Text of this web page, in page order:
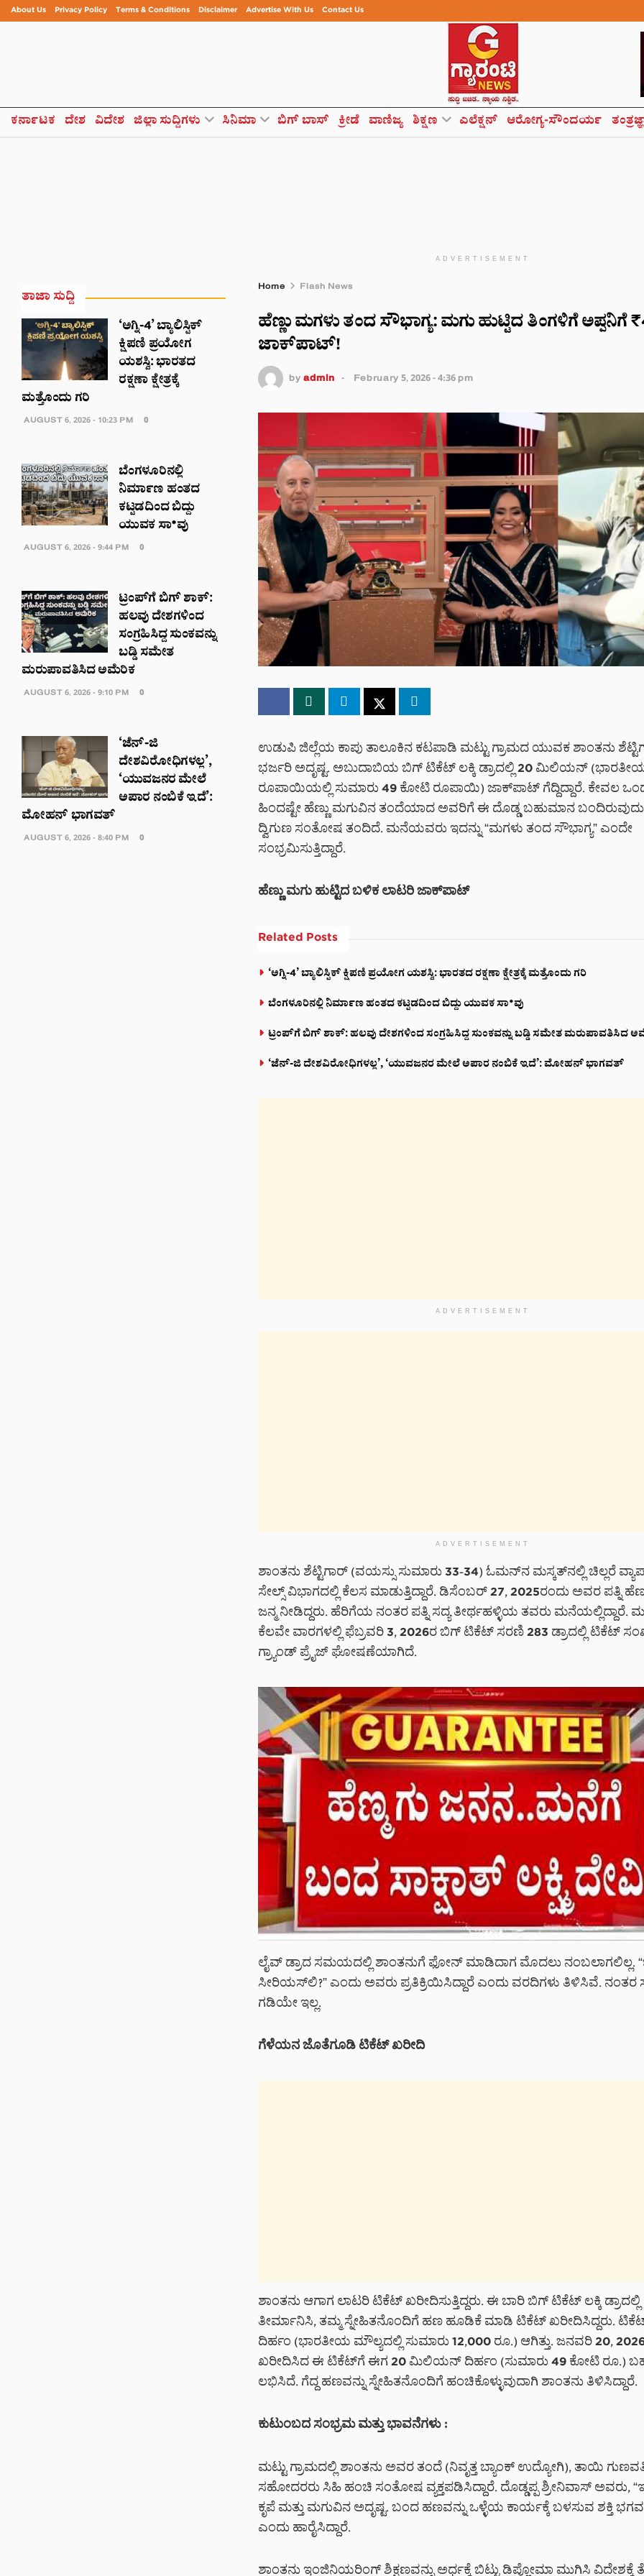
About Us Privacy Policy Terms & Conditions Disclaimer Advertise With Us Contact Us
ಕರ್ನಾಟಕ ದೇಶ ವಿದೇಶ ಜಿಲ್ಲಾ ಸುದ್ದಿಗಳು ಸಿನಿಮಾ ಬಿಗ್ ಬಾಸ್ ಕ್ರೀಡೆ ವಾಣಿಜ್ಯ ಶಿಕ್ಷಣ ಎಲೆಕ್ಷನ್ ಆರೋಗ್ಯ-ಸೌಂದರ್ಯ
ADVERTISEMENT
Home Flash News
ಹೆಣ್ಣು ಮಗಳು ತಂದ ಸೌಭಾಗ್ಯ: ಮಗು ಹುಟ್ಟಿದ ತಿಂಗಳಿಗೆ ಅಪ್ಪನಿಗೆ
ಜಾಕ್‌ಪಾಟ್!
by admin February 5, 2026 - 4:36 pm
ಉಡುಪಿ ಜಿಲ್ಲೆಯ ಕಾಪು ತಾಲೂಕಿನ ಕಟಪಾಡಿ ಮಟ್ಟು ಗ್ರಾಮದ ಯುವಕ ಶಾಂತನು
ಭರ್ಜರಿ ಅದೃಷ್ಟ. ಅಬುದಾಬಿಯ ಬಿಗ್ ಟಿಕೆಟ್ ಲಕ್ಕಿ ಡ್ರಾದಲ್ಲಿ 20 ಮಿಲಿಯನ್
ರೂಪಾಯಿಯಲ್ಲಿ ಸುಮಾರು 49 ಕೋಟಿ ರೂಪಾಯಿ) ಜಾಕ್‌ಪಾಟ್ ಗೆದ್ದಿದ್ದಾರೆ. ಕೇವಲ
ಹಿಂದಷ್ಟೇ ಹೆಣ್ಣು ಮಗುವಿನ ತಂದೆಯಾದ ಅವರಿಗೆ ಈ ದೊಡ್ಡ ಬಹುಮಾನ ಬಂದಿರುವುದು
ದ್ವಿಗುಣ ಸಂತೋಷ ತಂದಿದೆ. ಮನೆಯವರು ಇದನ್ನು “ಮಗಳು ತಂದ ಸೌಭಾಗ್ಯ” ಎಂದೇ
ಸಂಭ್ರಮಿಸುತ್ತಿದ್ದಾರೆ.
ಹೆಣ್ಣು ಮಗು ಹುಟ್ಟಿದ ಬಳಿಕ ಲಾಟರಿ ಜಾಕ್‌ಪಾಟ್
Related Posts
‘ಅಗ್ನಿ-4’ ಬ್ಯಾಲಿಸ್ಟಿಕ್ ಕ್ಷಿಪಣಿ ಪ್ರಯೋಗ ಯಶಸ್ವಿ: ಭಾರತದ ರಕ್ಷಣಾ ಕ್ಷೇತ್ರಕ್ಕೆ ಮತ್ತೊಂದು ಗರಿ
ಬೆಂಗಳೂರಿನಲ್ಲಿ ನಿರ್ಮಾಣ ಹಂತದ ಕಟ್ಟಡದಿಂದ ಬಿದ್ದು ಯುವಕ ಸಾ*ವು
ಟ್ರಂಪ್‌ಗೆ ಬಿಗ್ ಶಾಕ್: ಹಲವು ದೇಶಗಳಿಂದ ಸಂಗ್ರಹಿಸಿದ್ದ ಸುಂಕವನ್ನು ಬಡ್ಡಿ ಸಮೇತ ಮರುಪಾವತಿಸಿದ
‘ಜೆನ್-ಜಿ ದೇಶವಿರೋಧಿಗಳಲ್ಲ’, ‘ಯುವಜನರ ಮೇಲೆ ಅಪಾರ ನಂಬಿಕೆ ಇದೆ’: ಮೋಹನ್ ಭಾಗವತ್
ADVERTISEMENT
ADVERTISEMENT
ಶಾಂತನು ಶೆಟ್ಟಿಗಾರ್ (ವಯಸ್ಸು ಸುಮಾರು 33-34) ಓಮನ್‌ನ ಮಸ್ಕತ್‌ನಲ್ಲಿ ಚಿಲ್ಲರೆ
ಸೇಲ್ಸ್ ವಿಭಾಗದಲ್ಲಿ ಕೆಲಸ ಮಾಡುತ್ತಿದ್ದಾರೆ. ಡಿಸೆಂಬರ್ 27, 2025ರಂದು ಅವರ ಪತ್ನಿ
ಜನ್ಮ ನೀಡಿದ್ದರು. ಹೆರಿಗೆಯ ನಂತರ ಪತ್ನಿ ಸದ್ಯ ತೀರ್ಥಹಳ್ಳಿಯ ತವರು ಮನೆಯಲ್ಲಿದ್ದಾರೆ.
ಕೆಲವೇ ವಾರಗಳಲ್ಲಿ ಫೆಬ್ರವರಿ 3, 2026ರ ಬಿಗ್ ಟಿಕೆಟ್ ಸರಣಿ 283 ಡ್ರಾದಲ್ಲಿ ಟಿಕೆಟ್
ಗ್ರ್ಯಾಂಡ್ ಪ್ರೈಜ್ ಘೋಷಣೆಯಾಗಿದೆ.
ಲೈವ್ ಡ್ರಾದ ಸಮಯದಲ್ಲಿ ಶಾಂತನುಗೆ ಫೋನ್ ಮಾಡಿದಾಗ ಮೊದಲು ನಂಬಲಾಗಲಿಲ್ಲ.
ಸೀರಿಯಸ್‌ಲಿ?” ಎಂದು ಅವರು ಪ್ರತಿಕ್ರಿಯಿಸಿದ್ದಾರೆ ಎಂದು ವರದಿಗಳು ತಿಳಿಸಿವೆ. ನಂತರ
ಗಡಿಯೇ ಇಲ್ಲ.
ಗೆಳೆಯನ ಜೊತೆಗೂಡಿ ಟಿಕೆಟ್ ಖರೀದಿ
ಶಾಂತನು ಆಗಾಗ ಲಾಟರಿ ಟಿಕೆಟ್ ಖರೀದಿಸುತ್ತಿದ್ದರು. ಈ ಬಾರಿ ಬಿಗ್ ಟಿಕೆಟ್ ಲಕ್ಕಿ ಡ್ರಾದಲ್ಲಿ
ತೀರ್ಮಾನಿಸಿ, ತಮ್ಮ ಸ್ನೇಹಿತನೊಂದಿಗೆ ಹಣ ಹೂಡಿಕೆ ಮಾಡಿ ಟಿಕೆಟ್ ಖರೀದಿಸಿದ್ದರು.
ದಿರ್ಹಂ (ಭಾರತೀಯ ಮೌಲ್ಯದಲ್ಲಿ ಸುಮಾರು 12,000 ರೂ.) ಆಗಿತ್ತು. ಜನವರಿ 20,
ಖರೀದಿಸಿದ ಈ ಟಿಕೆಟ್‌ಗೆ ಈಗ 20 ಮಿಲಿಯನ್ ದಿರ್ಹಂ (ಸುಮಾರು 49 ಕೋಟಿ ರೂ.)
ಲಭಿಸಿದೆ. ಗೆದ್ದ ಹಣವನ್ನು ಸ್ನೇಹಿತನೊಂದಿಗೆ ಹಂಚಿಕೊಳ್ಳುವುದಾಗಿ ಶಾಂತನು ತಿಳಿಸಿದ್ದಾರೆ.
ಕುಟುಂಬದ ಸಂಭ್ರಮ ಮತ್ತು ಭಾವನೆಗಳು :
ಮಟ್ಟು ಗ್ರಾಮದಲ್ಲಿ ಶಾಂತನು ಅವರ ತಂದೆ (ನಿವೃತ್ತ ಬ್ಯಾಂಕ್ ಉದ್ಯೋಗಿ), ತಾಯಿ
ಸಹೋದರರು ಸಿಹಿ ಹಂಚಿ ಸಂತೋಷ ವ್ಯಕ್ತಪಡಿಸಿದ್ದಾರೆ. ದೊಡ್ಡಪ್ಪ ಶ್ರೀನಿವಾಸ್ ಅವರು,
ಕೃಪೆ ಮತ್ತು ಮಗುವಿನ ಅದೃಷ್ಟ. ಬಂದ ಹಣವನ್ನು ಒಳ್ಳೆಯ ಕಾರ್ಯಕ್ಕೆ ಬಳಸುವ ಶಕ್ತಿ
ಎಂದು ಹಾರೈಸಿದ್ದಾರೆ.
ಶಾಂತನು ಇಂಜಿನಿಯರಿಂಗ್ ಶಿಕ್ಷಣವನ್ನು ಅರ್ಧಕ್ಕೆ ಬಿಟ್ಟು ಡಿಪ್ಲೋಮಾ ಮುಗಿಸಿ ವಿದೇಶಕ್ಕೆ
ತಾಜಾ ಸುದ್ದಿ
‘ಅಗ್ನಿ-4’ ಬ್ಯಾಲಿಸ್ಟಿಕ್
ಕ್ಷಿಪಣಿ ಪ್ರಯೋಗ
ಯಶಸ್ವಿ: ಭಾರತದ
ರಕ್ಷಣಾ ಕ್ಷೇತ್ರಕ್ಕೆ
ಮತ್ತೊಂದು ಗರಿ
AUGUST 6, 2026 - 10:23 PM 0
ಬೆಂಗಳೂರಿನಲ್ಲಿ
ನಿರ್ಮಾಣ ಹಂತದ
ಕಟ್ಟಡದಿಂದ ಬಿದ್ದು
ಯುವಕ ಸಾ*ವು
AUGUST 6, 2026 - 9:44 PM 0
ಟ್ರಂಪ್‌ಗೆ ಬಿಗ್ ಶಾಕ್:
ಹಲವು ದೇಶಗಳಿಂದ
ಸಂಗ್ರಹಿಸಿದ್ದ ಸುಂಕವನ್ನು
ಬಡ್ಡಿ ಸಮೇತ
ಮರುಪಾವತಿಸಿದ ಅಮೆರಿಕ
AUGUST 6, 2026 - 9:10 PM 0
‘ಜೆನ್-ಜಿ
ದೇಶವಿರೋಧಿಗಳಲ್ಲ’,
‘ಯುವಜನರ ಮೇಲೆ
ಅಪಾರ ನಂಬಿಕೆ ಇದೆ’:
ಮೋಹನ್ ಭಾಗವತ್
AUGUST 6, 2026 - 8:40 PM 0